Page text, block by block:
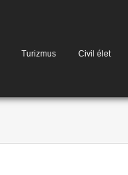
Turizmus Civil élet